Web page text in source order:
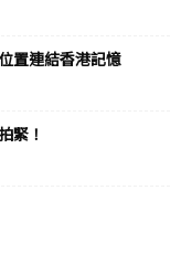
置連結香港記憶
緊！